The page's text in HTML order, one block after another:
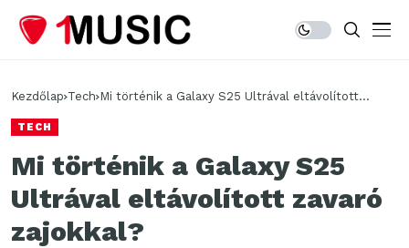
Kezdőlap Tech Mi történik a Galaxy S25 Ultrával eltávolított
TECH
Mi történik a Galaxy S25
Ultrával eltávolított zavaró
zajokkal?